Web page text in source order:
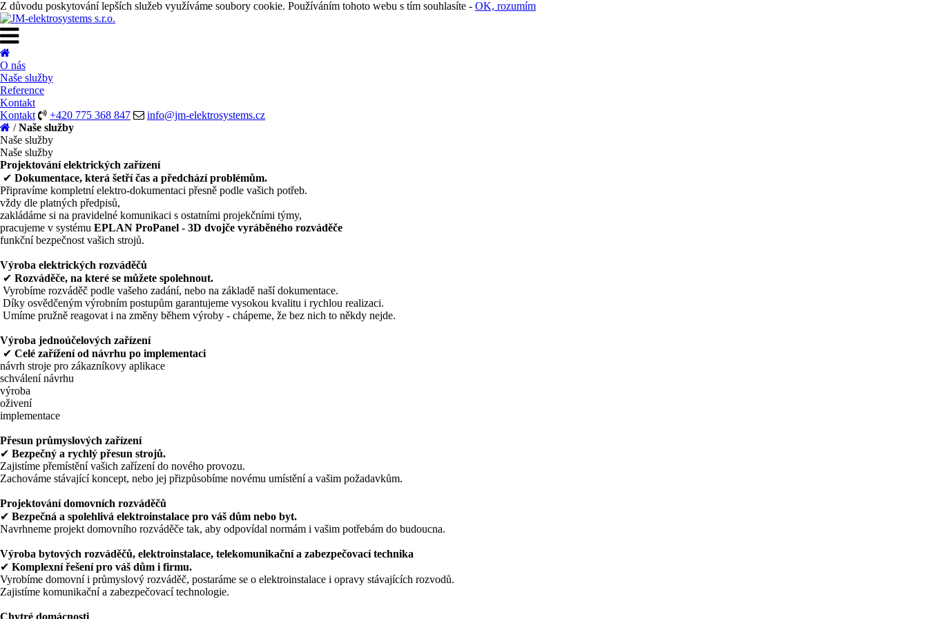
Z důvodu poskytování lepších služeb využíváme soubory cookie. Používáním tohoto webu s tím souhlasíte - OK, rozumím
O nás
Naše služby
Reference
Kontakt
Kontakt
+420 775 368 847
info@jm-elektrosystems.cz
/ Naše služby
Naše služby
Naše služby
Projektování elektrických zařízení
✔ Dokumentace, která šetří čas a předchází problémům.
Připravíme kompletní elektro-dokumentaci přesně podle vašich potřeb.
vždy dle platných předpisů,
zakládáme si na pravidelné komunikaci s ostatními projekčními týmy,
pracujeme v systému EPLAN ProPanel - 3D dvojče vyráběného rozváděče
funkční bezpečnost vašich strojů.
Výroba elektrických rozváděčů
✔ Rozváděče, na které se můžete spolehnout.
Vyrobíme rozváděč podle vašeho zadání, nebo na základě naší dokumentace.
Díky osvědčeným výrobním postupům garantujeme vysokou kvalitu i rychlou realizaci.
Umíme pružně reagovat i na změny během výroby - chápeme, že bez nich to někdy nejde.
Výroba jednoúčelových zařízení
✔ Celé zařížení od návrhu po implementaci
návrh stroje pro zákazníkovy aplikace
schválení návrhu
výroba
oživení
implementace
Přesun průmyslových zařízení
✔ Bezpečný a rychlý přesun strojů.
Zajistíme přemístění vašich zařízení do nového provozu.
Zachováme stávající koncept, nebo jej přizpůsobíme novému umístění a vašim požadavkům.
Projektování domovních rozváděčů
✔ Bezpečná a spolehlivá elektroinstalace pro váš dům nebo byt.
Navrhneme projekt domovního rozváděče tak, aby odpovídal normám i vašim potřebám do budoucna.
Výroba bytových rozváděčů, elektroinstalace, telekomunikační a zabezpečovací technika
✔ Komplexní řešení pro váš dům i firmu.
Vyrobíme domovní i průmyslový rozváděč, postaráme se o elektroinstalace i opravy stávajících rozvodů.
Zajistíme komunikační a zabezpečovací technologie.
Chytré domácnosti